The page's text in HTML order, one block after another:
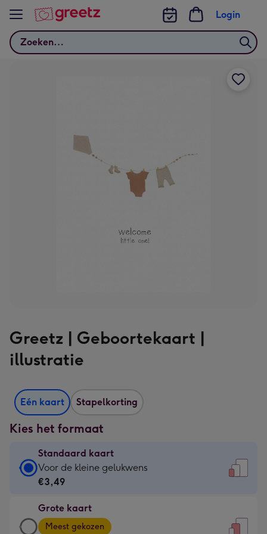
Bekijk meer
Zoeken
Login
Greetz | Geboortekaart |
illustratie
Eén kaart Stapelkorting
Kies het formaat
Standaard kaart
Standaard
kaart
€3,49
-
Voor de kleine gelukwens
€3,49
Grote kaart
Grote
Meest gekozen